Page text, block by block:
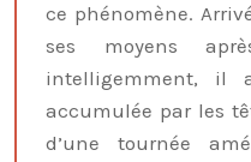
ce phénomène.
ses moyens
intelligemment, il
accumulée par les
d’une tournée